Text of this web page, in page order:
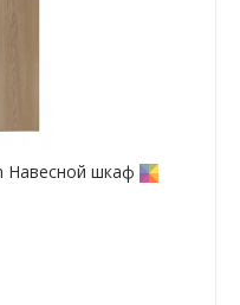
Навесной шкаф